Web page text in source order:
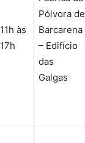
11h às
17h
Pólvora de
Barcarena
– Edifício
das
Galgas